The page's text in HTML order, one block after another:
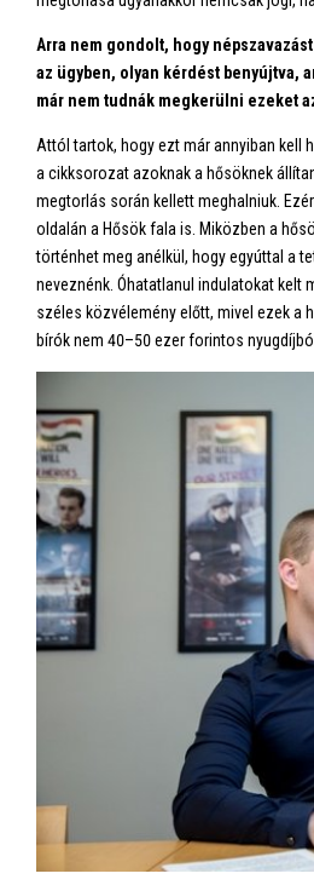
Arra nem gondolt, hogy
az ügyben, olyan kérdést benyújtva,
már nem tudnák megkerülni ezeket
Attól tartok, hogy ezt már annyiban kell
a cikksorozat azoknak a hősöknek
megtorlás során kellett meghalniuk.
oldalán a Hősök fala is. Miközben a
történhet meg anélkül, hogy egyúttal a
neveznénk. Óhatatlanul indulatokat kelt
széles közvélemény előtt, mivel ezek a
bírók nem 40–50 ezer forintos